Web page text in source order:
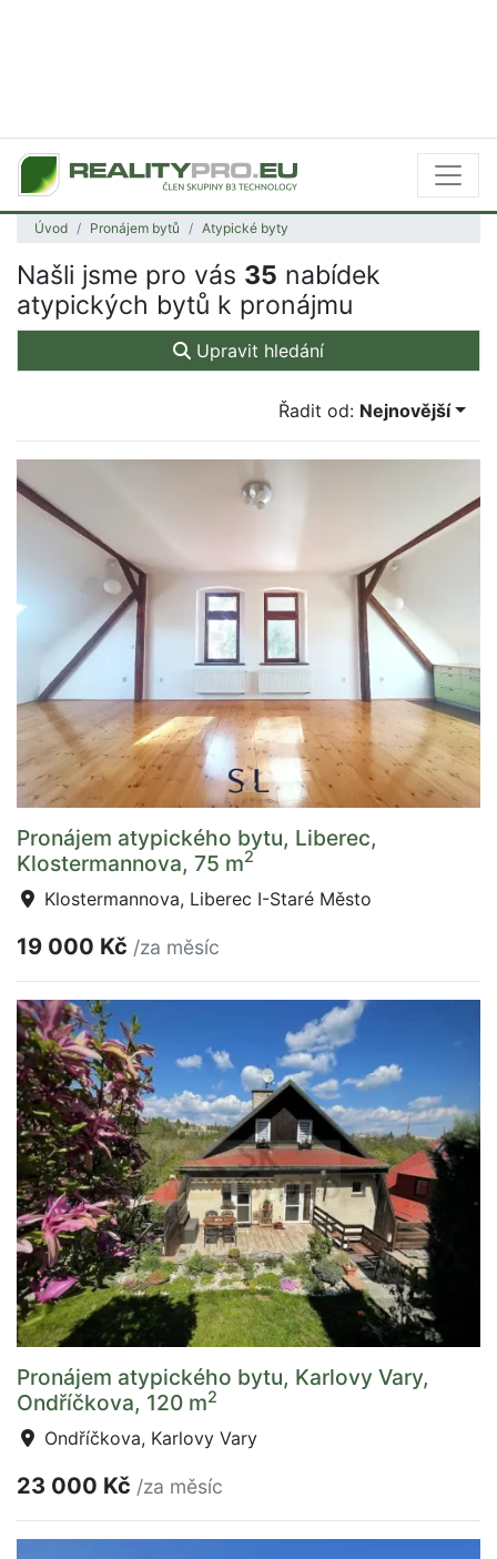
Úvod Pronájem bytů Atypické byty
Našli jsme pro vás 35 nabídek
atypických bytů k pronájmu
Upravit hledání
Řadit od: Nejnovější
Pronájem atypického bytu, Liberec,
Klostermannova, 75 m2
Klostermannova, Liberec I-Staré Město
19 000 Kč /za měsíc
Pronájem atypického bytu, Karlovy Vary,
Ondříčkova, 120 m2
Ondříčkova, Karlovy Vary
23 000 Kč /za měsíc